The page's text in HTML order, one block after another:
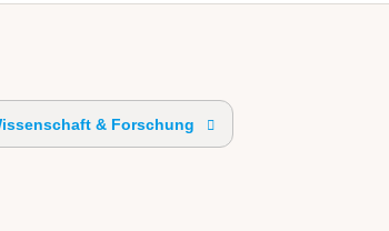
& Forschung